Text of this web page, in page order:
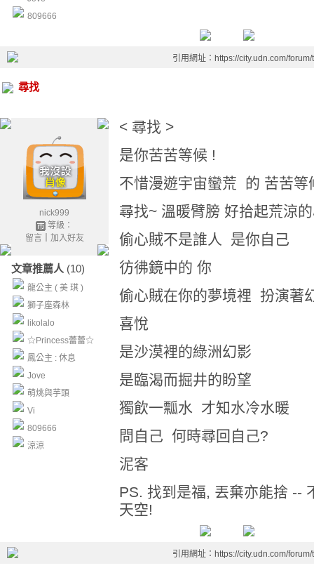
809666
引用網址：https://city.udn.com/
尋找
nick999
等級：
留言｜ 加入好友
文章推薦人 (10)
龍公主 ( 美 琪 )
獅子座森林
likolalo
☆Princess蕾蕾☆
鳳公主 : 休息
Jove
萌烑與芋頭
Vi
809666
涼涼
< 尋找 >
是你苦苦等候 !
不惜漫遊宇宙蠻荒 的 苦苦等
尋找~ 溫暖臂膀 好拾起荒涼
偷心賊不是誰人 是你自己
彷彿鏡中的 你
偷心賊在你的夢境裡 扮演著
喜悅
是沙漠裡的綠洲幻影
是臨渴而掘井的盼望
獨飲一瓢水 才知水冷水暖
問自己 何時尋回自己?
泥客
PS. 找到是福, 丟棄亦能捨 --
天空!
引用網址：https://city.udn.com/